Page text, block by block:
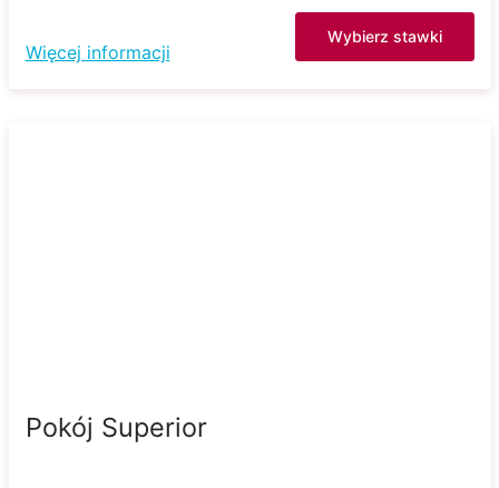
Więcej informacji
Wybierz stawki
Pokój Superior